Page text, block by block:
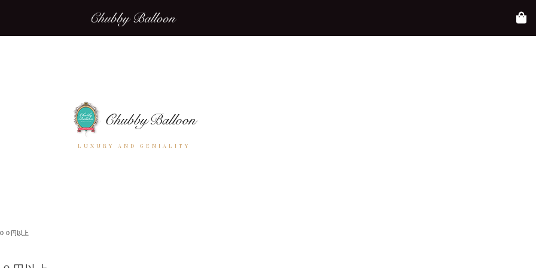
LUXURY AND GENIALITY
０円以上